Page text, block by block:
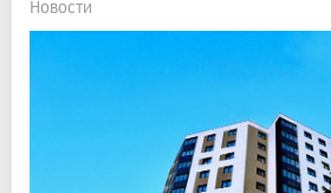
Новости